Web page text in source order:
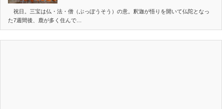
祝日。三宝は仏・法・僧（ぶっぽうそう）の意。釈迦が悟りを開いて仏陀となっ
た7週間後、鹿が多く住んで…